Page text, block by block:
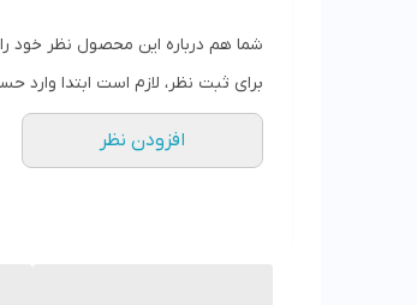
شما هم درباره این محصول نظر خود
برای ثبت نظر، لازم است ابتدا وارد
افزودن نظر